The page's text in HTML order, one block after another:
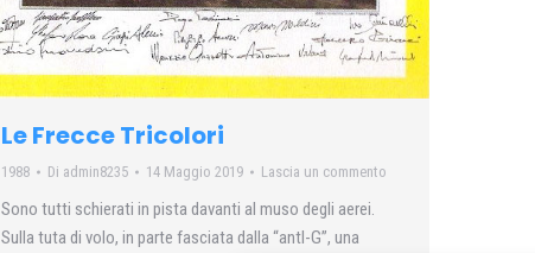
Le Frecce Tricolori
1988 Di admin8235 14 Maggio 2019 Lascia un commento
Sono tutti schierati in pista davanti al muso degli aerei.
Sulla tuta di volo, in parte fasciata dalla “antl-G”, una